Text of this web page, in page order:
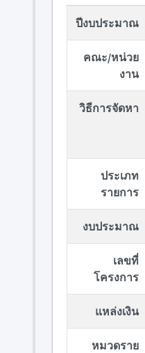
ปีงบประมาณ
คณะ/หน่วย
งาน
วิธีการจัดหา
ประเภท
รายการ
งบประมาณ
เลขที่
โครงการ
แหล่งเงิน
หมวดราย